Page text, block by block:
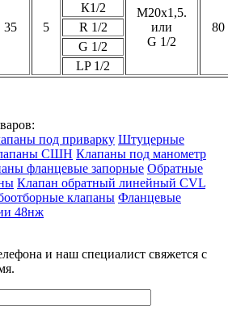
35 5
М20х1,5.
или
G 1/2
80
К1/2
R 1/2
G 1/2
LP 1/2
под приварку Штуцерные
СШН Клапаны под манометр
фланцевые запорные Обратные
Клапан обратный линейный CVL
клапаны Фланцевые
48нж
и наш специалист свяжется с